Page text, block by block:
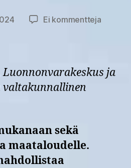
Ei kommentteja
toisilta
ja
valtakunnallinen
sekä
maataloudelle.